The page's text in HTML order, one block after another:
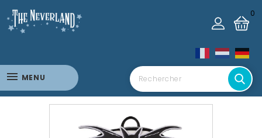
0
MENU